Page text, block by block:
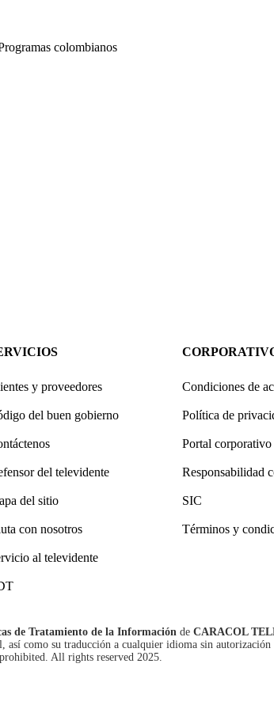
colombianos
y proveedores
del buen gobierno
del televidente
del sitio
con nosotros
al televidente
Condiciones de
Política de
Portal corporativo
Responsabilidad
SIC
Términos y
de Tratamiento de la Información de CARACOL
como su traducción a cualquier idioma sin autorización
All rights reserved 2025.